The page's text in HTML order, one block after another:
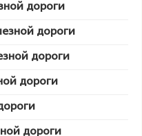
дороги
дороги
дороги
дороги
дороги